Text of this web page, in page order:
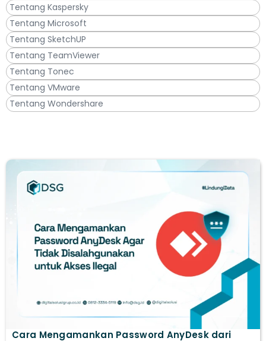
Tentang Kaspersky
Tentang Microsoft
Tentang SketchUP
Tentang TeamViewer
Tentang Tonec
Tentang VMware
Tentang Wondershare
Cara Mengamankan Password AnyDesk dari